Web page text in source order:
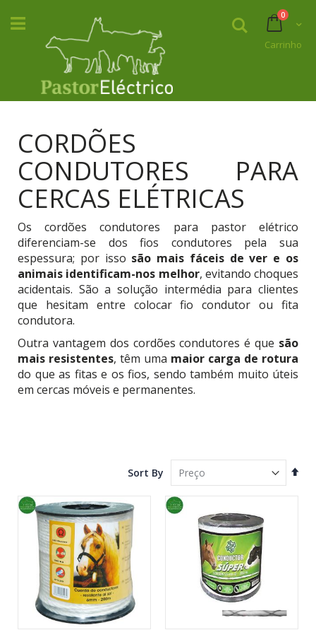
to
Content
0itens
Carrinho
Pesquisar
CORDÕES
CONDUTORES PARA
CERCAS ELÉTRICAS
Os cordões condutores para pastor elétrico
diferenciam-se dos fios condutores pela sua
espessura; por isso são mais fáceis de ver e os
animais identificam-nos melhor, evitando choques
acidentais. São a solução intermédia para clientes
que hesitam entre colocar fio condutor ou fita
condutora.
Outra vantagem dos cordões condutores é que são
mais resistentes, têm uma maior carga de rotura
do que as fitas e os fios, sendo também muito úteis
em cercas móveis e permanentes.
Sort By
Set